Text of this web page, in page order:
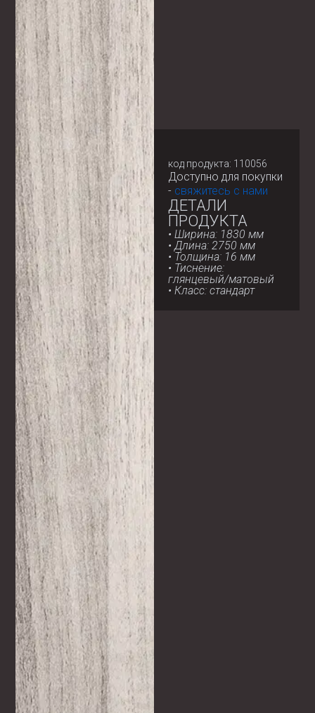
код продукта: 110056
Доступно для покупки
- свяжитесь с нами
ДЕТАЛИ
ПРОДУКТА
• Ширина: 1830 мм
• Длина: 2750 мм
• Толщина: 16 мм
• Тиснение:
глянцевый/матовый
• Класс: стандарт